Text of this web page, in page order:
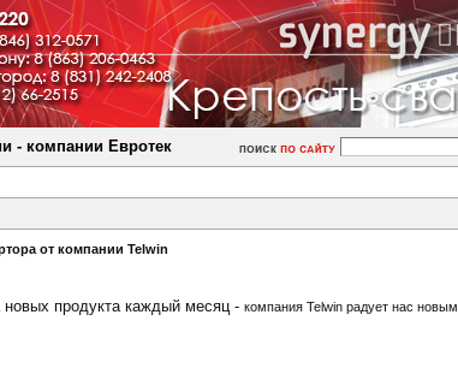
- компании Евротек
от компании Telwin
новых продукта каждый месяц - компания Telwin радует нас новым